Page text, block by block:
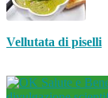
Vellutata di piselli